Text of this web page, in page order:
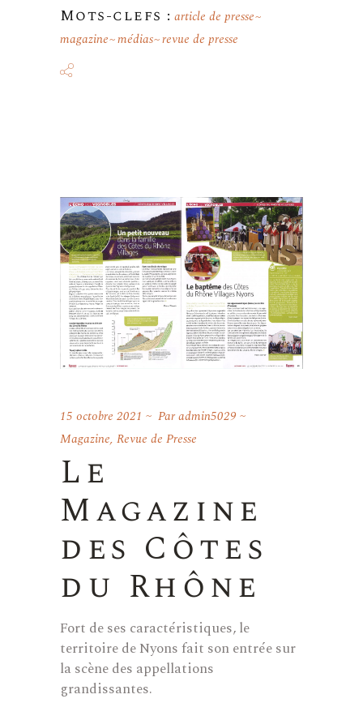
Mots-clefs : article de presse
magazine médias revue de presse
15 octobre 2021 Paradmin5029
Magazine, Revue de Presse
Le
Magazine
des Côtes
du Rhône
Fort de ses caractéristiques, le
territoire de Nyons fait son entrée sur
la scène des appellations
grandissantes.